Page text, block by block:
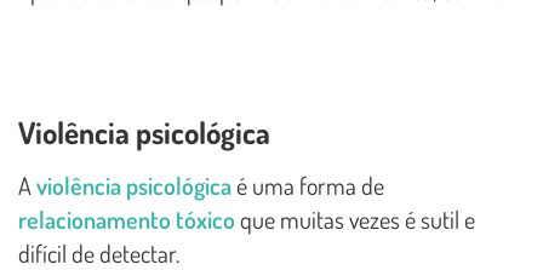
Violência psicológica
Aviolência psicológicaé uma forma de
relacionamento tóxico que muitas vezes é sutil e
difícil de detectar.